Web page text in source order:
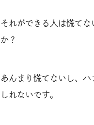
それができる人は慌て
か？
あんまり慌てないし、
しれないです。